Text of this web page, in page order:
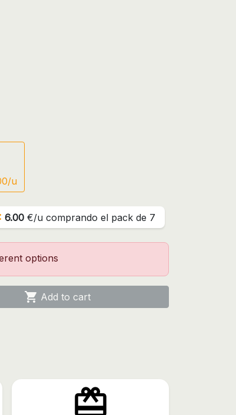
u
6.00 €/u comprando el pack de 7
options
 Add to cart